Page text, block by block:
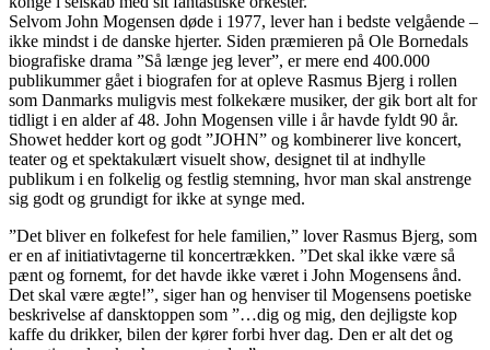
Selvom John Mogensen døde i 1977, lever han i bedste velgående –
ikke mindst i de danske hjerter. Siden præmieren på Ole Bornedals
biografiske drama ”Så længe jeg lever”, er mere end 400.000
publikummer gået i biografen for at opleve Rasmus Bjerg i rollen
som Danmarks muligvis mest folkekære musiker, der gik bort alt for
tidligt i en alder af 48. John Mogensen ville i år havde fyldt 90 år.
Showet hedder kort og godt ”JOHN” og kombinerer live koncert,
teater og et spektakulært visuelt show, designet til at indhylle
publikum i en folkelig og festlig stemning, hvor man skal anstrenge
sig godt og grundigt for ikke at synge med.
”Det bliver en folkefest for hele familien,” lover Rasmus Bjerg, som
er en af initiativtagerne til koncertrækken. ”Det skal ikke være så
pænt og fornemt, for det havde ikke været i John Mogensens ånd.
Det skal være ægte!”, siger han og henviser til Mogensens poetiske
beskrivelse af dansktoppen som ”…dig og mig, den dejligste kop
kaffe du drikker, bilen der kører forbi hver dag. Den er alt det og